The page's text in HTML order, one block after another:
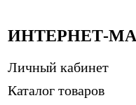
ИНТЕРНЕТ-
Личный кабинет
Каталог товаров